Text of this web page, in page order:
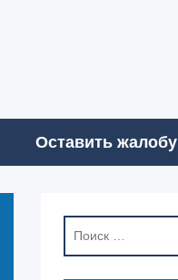
Оставить жалобу